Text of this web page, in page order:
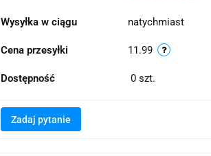
Wysyłka w ciągu natychmiast
Cena przesyłki 11.99
Dostępność 0 szt.
Zadaj pytanie